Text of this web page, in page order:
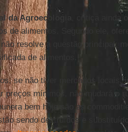
da Agroecologia
, critica ainda
de alimentos. Segundo ele,
resolve a questão principal:
de alimentos.
se não tiver mercados locais,
preços mínimos, não mudará o
bem hoje são as
sendo destruídos e